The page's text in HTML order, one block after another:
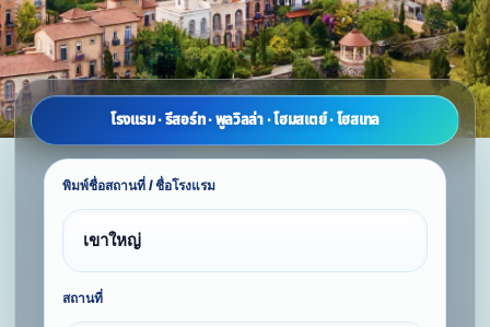
โรงแรม · รีสอร์ท · พูลวิลล่า · โฮมสเตย์ · โฮสเทล
พิมพ์ชื่อสถานที่ / ชื่อโรงแรม
สถานที่